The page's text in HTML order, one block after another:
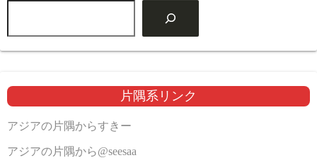
片隅系リンク
アジアの片隅からすきー
アジアの片隅から@seesaa